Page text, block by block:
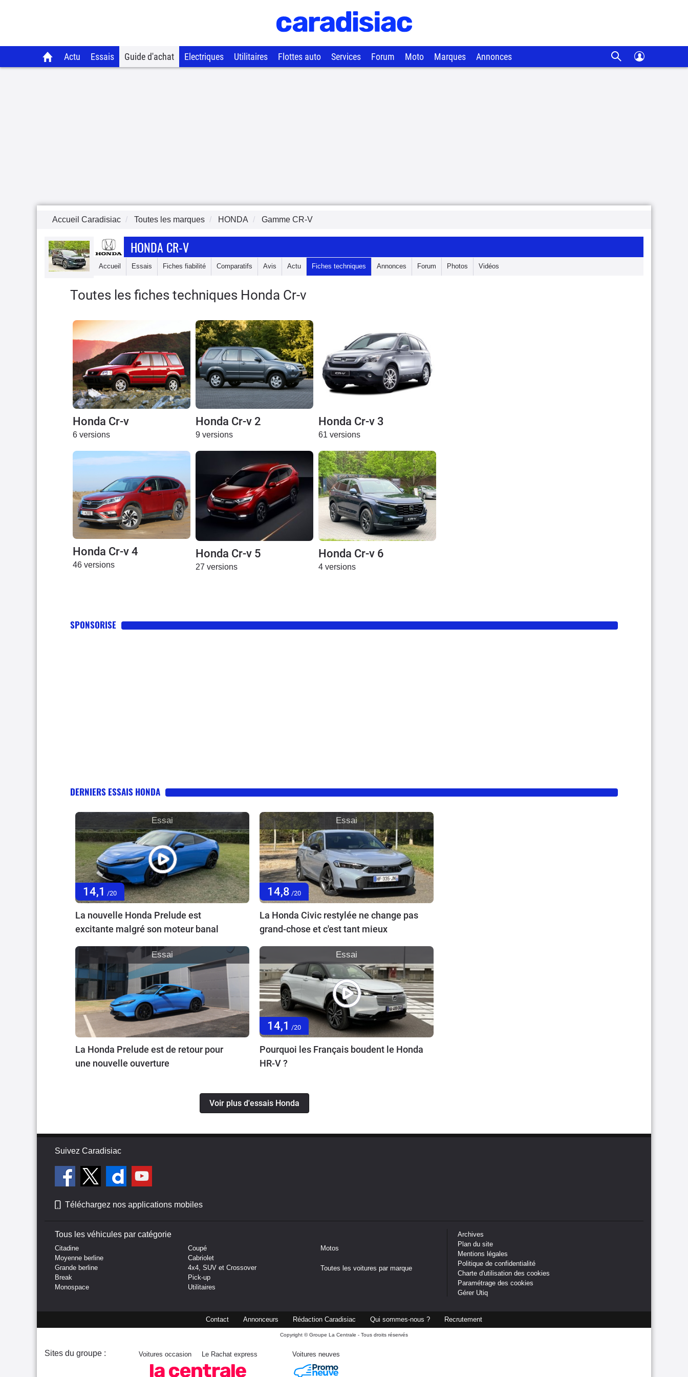
Actu Essais Guide d'achat Electriques Utilitaires Flottes auto Services Forum Moto Marques Annonces
Accueil Caradisiac Toutes les marques HONDA Gamme CR-V
HONDA CR-V
Accueil Essais Fiches fiabilité Comparatifs Avis Actu Fiches techniques Annonces Forum Photos Vidéos
Toutes les fiches techniques Honda Cr-v
Honda Cr-v
6 versions
Honda Cr-v 2
9 versions
Honda Cr-v 3
61 versions
Honda Cr-v 4
46 versions
Honda Cr-v 5
27 versions
Honda Cr-v 6
4 versions
SPONSORISE
DERNIERS ESSAIS HONDA
Essai
14,1 /20
La nouvelle Honda Prelude est
excitante malgré son moteur banal
Essai
14,8 /20
La Honda Civic restylée ne change pas
grand-chose et c'est tant mieux
Essai
La Honda Prelude est de retour pour
une nouvelle ouverture
Essai
14,1 /20
Pourquoi les Français boudent le Honda
HR-V ?
Voir plus d'essais Honda
Suivez Caradisiac
Téléchargez nos applications mobiles
Tous les véhicules par catégorie
Citadine
Moyenne berline
Grande berline
Break
Monospace
Coupé
Cabriolet
4x4, SUV et Crossover
Pick-up
Utilitaires
Motos
Toutes les voitures par marque
Archives
Plan du site
Mentions légales
Politique de confidentialité
Charte d'utilisation des cookies
Paramétrage des cookies
Gérer Utiq
Contact Annonceurs Rédaction Caradisiac Qui sommes-nous ? Recrutement
Copyright © Groupe La Centrale - Tous droits réservés
Sites du groupe : Voitures occasion Le Rachat express Voitures neuves